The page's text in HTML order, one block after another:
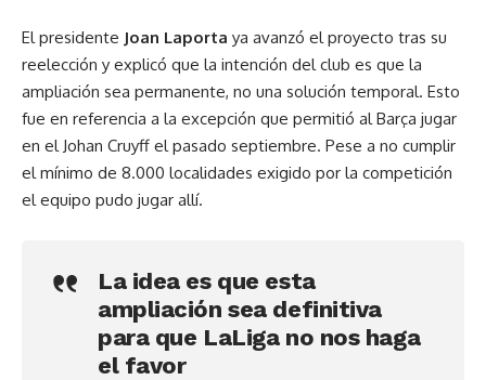
El presidente Joan Laporta ya avanzó el proyecto tras su
reelección y explicó que la intención del club es que la
ampliación sea permanente, no una solución temporal. Esto
fue en referencia a la excepción que permitió al Barça jugar
en el Johan Cruyff el pasado septiembre. Pese a no cumplir
el mínimo de 8.000 localidades exigido por la competición
el equipo pudo jugar allí.
La idea es que esta
ampliación sea definitiva
para que LaLiga no nos haga
el favor